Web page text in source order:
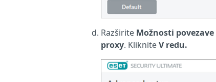
Razširite Možnosti povezave
proxy. KlikniteV redu.